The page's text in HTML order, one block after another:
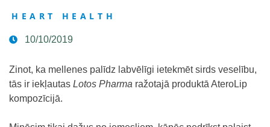
HEART HEALTH
10/10/2019
Zinot, ka mellenes palīdz labvēlīgi ietekmēt sirds veselību,
tās ir iekļautas Lotos Pharma ražotajā produktā AteroLip
kompozīcijā.